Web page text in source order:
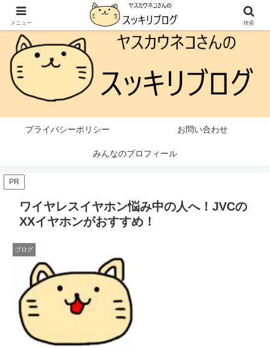
本ページはプロモーションが含まれています
プライバシーポリシー お問い合わせ
みんなのプロフィール
PR
ワイヤレスイヤホン悩み中の人へ！JVCの
XXイヤホンがおすすめ！
ブログ
メニュー 検索